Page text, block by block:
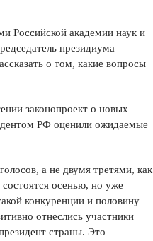
Российской академии наук и
президиума
о том, какие вопросы
законопроект о новых
РФ оценили ожидаемые
а не двумя третями, как
осенью, но уже
конкуренции и половину
отнеслись участники
страны. Это